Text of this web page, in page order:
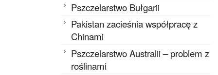
Pszczelarstwo Bułgarii
Pakistan zacieśnia współpracę z
Chinami
Pszczelarstwo Australii – problem z
roślinami